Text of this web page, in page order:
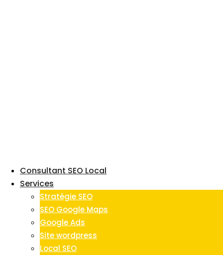
Consultant SEO Local
Services
Stratégie SEO
SEO Google Maps
Google Ads
Site wordpress
Local SEO